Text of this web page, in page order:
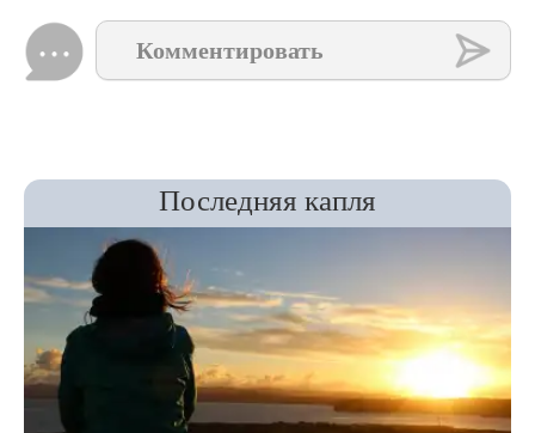
Комментировать
Последняя капля